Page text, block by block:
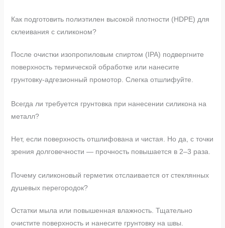
Как подготовить полиэтилен высокой плотности (HDPE) для
склеивания с силиконом?
После очистки изопропиловым спиртом (IPA) подвергните
поверхность термической обработке или нанесите
грунтовку-адгезионный промотор. Слегка отшлифуйте.
Всегда ли требуется грунтовка при нанесении силикона на
металл?
Нет, если поверхность отшлифована и чистая. Но да, с точки
зрения долговечности — прочность повышается в 2–3 раза.
Почему силиконовый герметик отслаивается от стеклянных
душевых перегородок?
Остатки мыла или повышенная влажность. Тщательно
очистите поверхность и нанесите грунтовку на швы.